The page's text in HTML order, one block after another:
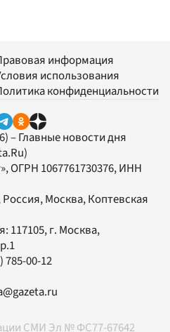
информация
использования
конфиденциальности
– Главные новости дня
, ОГРН 1067761730376, ИНН
Москва, Коптевская
117105, г. Москва,
785-00-12
СМИ Эл № ФС77-67642